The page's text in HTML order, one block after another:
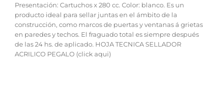
Presentación: Cartuchos x 280 cc. Color: blanco. Es un
producto ideal para sellar juntas en el ámbito de la
construcción, como marcos de puertas y ventanas á grietas
en paredes y techos. El fraguado total es siempre después
de las 24 hs. de aplicado. HOJA TECNICA SELLADOR
ACRILICO PEGALO (click aqui)